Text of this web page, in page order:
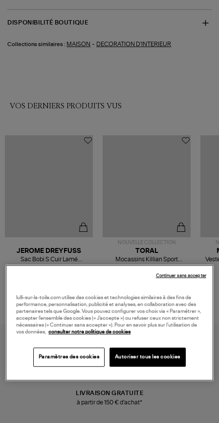
DISPONIBILITÉ BOUTIQUE
Collections similaires : MAISON - DECORATION D'INTERIEUR
VOS DERNIERS PRODUITS VUS
JEROME DREYFUSS
Sac Bobi S Cuir Lamé
Champagne
NOUVELLE COLLECTION
TORAL
Mocassins Killian Sport
Mousse
LIVRAISON GRATUITE
à partir de 150 € d'achat*
lulli-sur-la-toile.com utilise des cookies et technologies similaires à des fins de
performance, personnalisation, publicité et analyses, en collaboration avec des
partenaires tels que Google. Vous pouvez configurer vos choix via « Paramétrer »,
accepter l’ensemble des cookies (« J’accepte ») ou refuser ceux non strictement
nécessaires (« Continuer sans accepter »). Pour en savoir plus sur l’utilisation de
vos données, consulter notre politique de cookies
Paramètres des cookies Autoriser tous les cookies
Continuer sans accepter